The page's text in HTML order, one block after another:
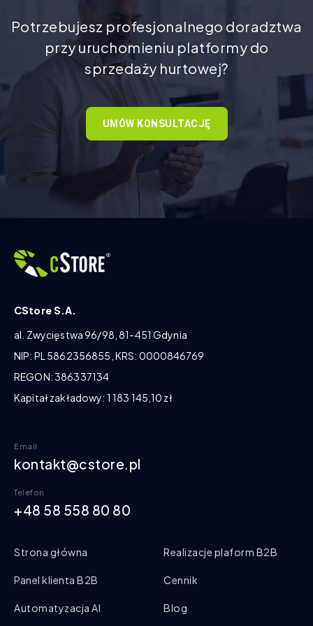
Potrzebujesz profesjonalnego doradztwa
przy uruchomieniu platformy do
sprzedaży hurtowej?
UMÓW KONSULTACJĘ
CStore S.A.
al. Zwycięstwa 96/98, 81-451 Gdynia
NIP: PL 5862356855, KRS: 0000846769
REGON: 386337134
Kapitał zakładowy: 1 183 145,10 zł
Email
kontakt@cstore.pl
Telefon
+48 58 558 80 80
Strona główna
Panel klienta B2B
Automatyzacja AI
Realizacje plaform B2B
Cennik
Blog